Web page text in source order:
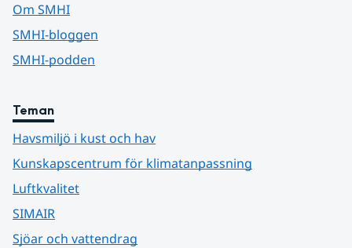
Om SMHI
SMHI-bloggen
SMHI-podden
Teman
Havsmiljö i kust och hav
Kunskapscentrum för klimatanpassning
Luftkvalitet
SIMAIR
Sjöar och vattendrag